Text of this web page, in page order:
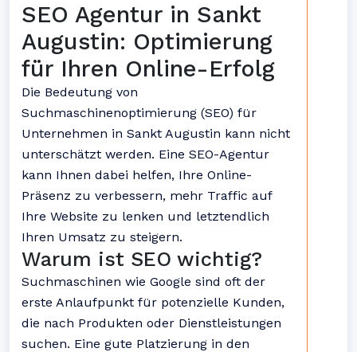
SEO Agentur in Sankt
Augustin: Optimierung
für Ihren Online-Erfolg
Die Bedeutung von
Suchmaschinenoptimierung (SEO) für
Unternehmen in Sankt Augustin kann nicht
unterschätzt werden. Eine SEO-Agentur
kann Ihnen dabei helfen, Ihre Online-
Präsenz zu verbessern, mehr Traffic auf
Ihre Website zu lenken und letztendlich
Ihren Umsatz zu steigern.
Warum ist SEO wichtig?
Suchmaschinen wie Google sind oft der
erste Anlaufpunkt für potenzielle Kunden,
die nach Produkten oder Dienstleistungen
suchen. Eine gute Platzierung in den